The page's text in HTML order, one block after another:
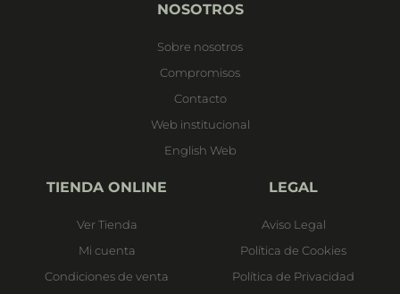
NOSOTROS
Sobre nosotros
Compromisos
Contacto
Web institucional
English Web
TIENDA ONLINE
Ver Tienda
Mi cuenta
Condiciones de venta
LEGAL
Aviso Legal
Política de Cookies
Política de Privacidad